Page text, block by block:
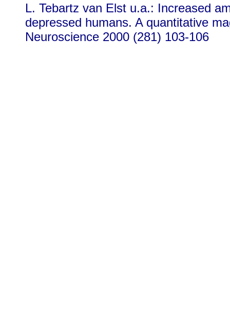
L. Tebartz van Elst u.a.: Increased
depressed humans. A quantitative
Neuroscience 2000 (281) 103-106